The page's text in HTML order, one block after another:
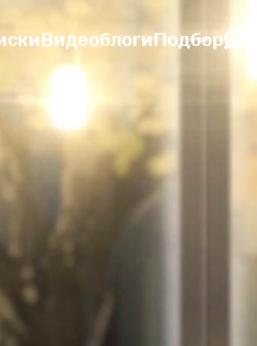
ВидеоблогиПодборки